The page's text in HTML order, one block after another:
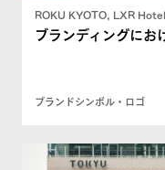
ROKU KYOTO, LXR
ブランディングにお
ブランドシンボル・ロゴ